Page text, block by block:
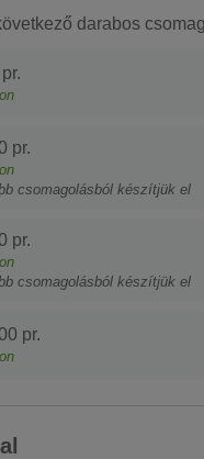
darabos
pr.
csomagolásból készítjük el
pr.
csomagolásból készítjük el
pr.